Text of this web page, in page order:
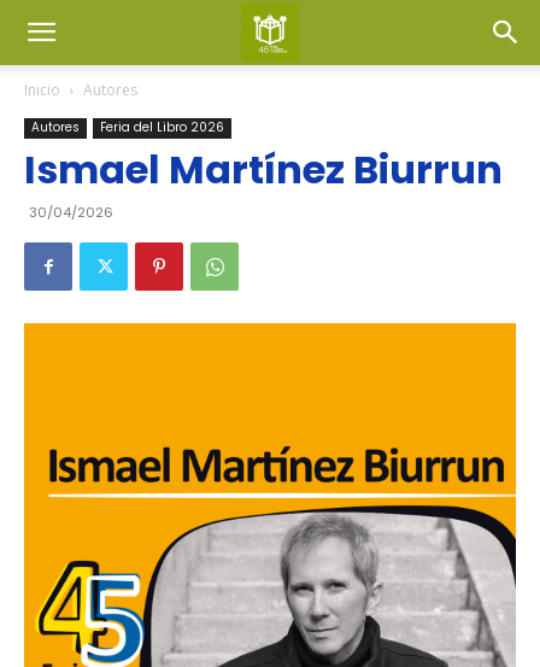
Inicio Autores
Autores Feria del Libro 2026
Ismael Martínez Biurrun
30/04/2026